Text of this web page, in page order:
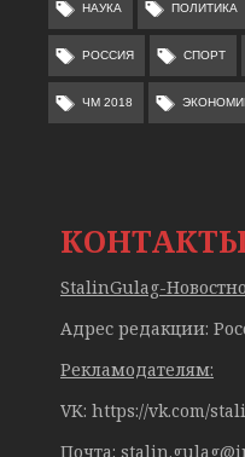
НАУКА ПОЛИТИКА
РОССИЯ СПОРТ
ЧМ 2018
StalinGulag-
Адрес редакции:
Рекламодателям:
VK: https://vk.com/
Почта: